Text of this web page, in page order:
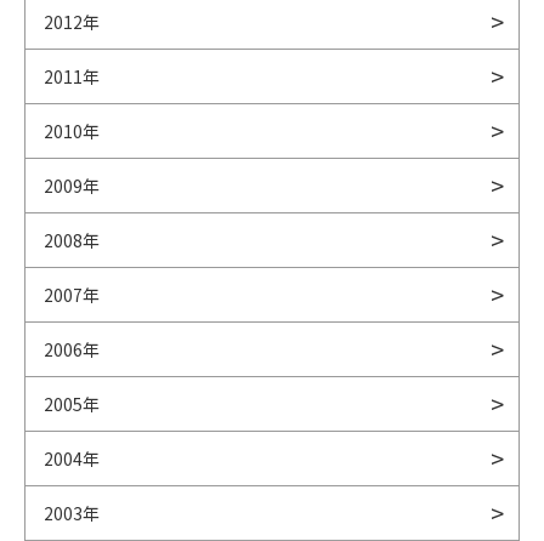
2012年
2011年
2010年
2009年
2008年
2007年
2006年
2005年
2004年
2003年